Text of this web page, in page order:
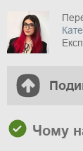
Чому